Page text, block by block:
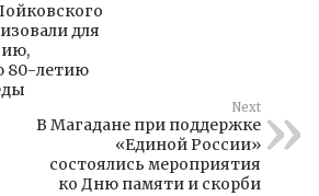
для
80-летию
Next
В Магадане при поддержке
«Единой России»
состоялись мероприятия
ко Дню памяти и скорби